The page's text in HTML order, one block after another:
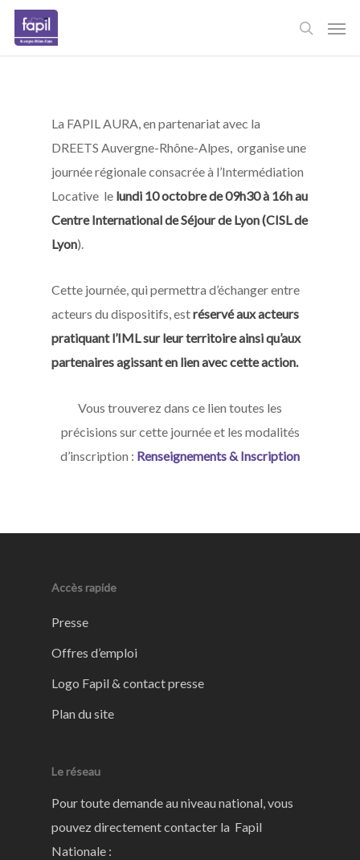
Skip
La FAPIL AURA, en partenariat avec la
DREETS Auvergne-Rhône-Alpes, organise une
journée régionale consacrée à l’Intermédiation
Locative le lundi 10 octobre de 09h30 à 16h au
Centre International de Séjour de Lyon (CISL de
Lyon).
Cette journée, qui permettra d’échanger entre
acteurs du dispositifs, estréservé aux acteurs
pratiquant l’IML sur leur territoire ainsi qu’aux
partenaires agissant en lien avec cette action.
Vous trouverez dans ce lien toutes les
précisions sur cette journée et les modalités
d’inscription : Renseignements & Inscription
Accès rapide
Presse
Offres d’emploi
Logo Fapil & contact presse
Plan du site
Le réseau
Pour toute demande au niveau national, vous
pouvez directement contacter la Fapil
Nationale :